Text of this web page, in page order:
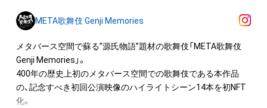
めご了承ください。
・なお、特典の発送をご希望されない場合でもアンケートにはご
回答いただけます。
＝＝＝＝＝＝＝＝＝＝＝＝＝＝＝＝＝＝
①本コンテンツを私的に閲覧又はダウンロードすること。
②本NFTを第三者に譲渡すること。
③本コンテンツの全部または一部を本NFT保有者等が管理する
SNSアカウントのプロフィール画像として使用すること。
３．松竹株式会社は本NFT及び本コンテンツについて、その名
目及び法的性質を問わず、特定目的への適合性、商品性、正確
META歌舞伎 Genji Memories
メタバース空間で蘇る”源氏物語”題材の歌舞伎「META歌舞伎
Genji Memories」。
400年の歴史上初のメタバース空間での歌舞伎である本作品
の、記念すべき初回公演映像のハイライトシーン14本を初NFT
化。